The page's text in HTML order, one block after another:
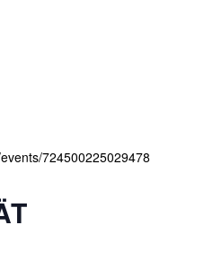
724500225029478